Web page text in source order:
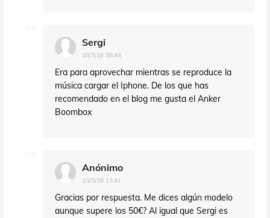
Sergi
10/3/16 08:48
Era para aprovechar mientras se reproduce la
música cargar el Iphone. De los que has
recomendado en el blog me gusta el Anker
Boombox
Anónimo
10/3/16 13:41
Gracias por respuesta. Me dices algún modelo
aunque supere los 50€? Al igual que Sergi es